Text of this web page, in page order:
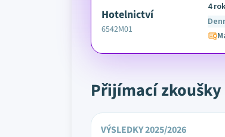
Hotelnictví
6542M01
4
Přijímací zkoušky
VÝSLEDKY 2025/2026